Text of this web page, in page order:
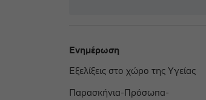
Ενημέρωση
Εξελίξεις στο χώρο της Υγείας
Παρασκήνια-Πρόσωπα-